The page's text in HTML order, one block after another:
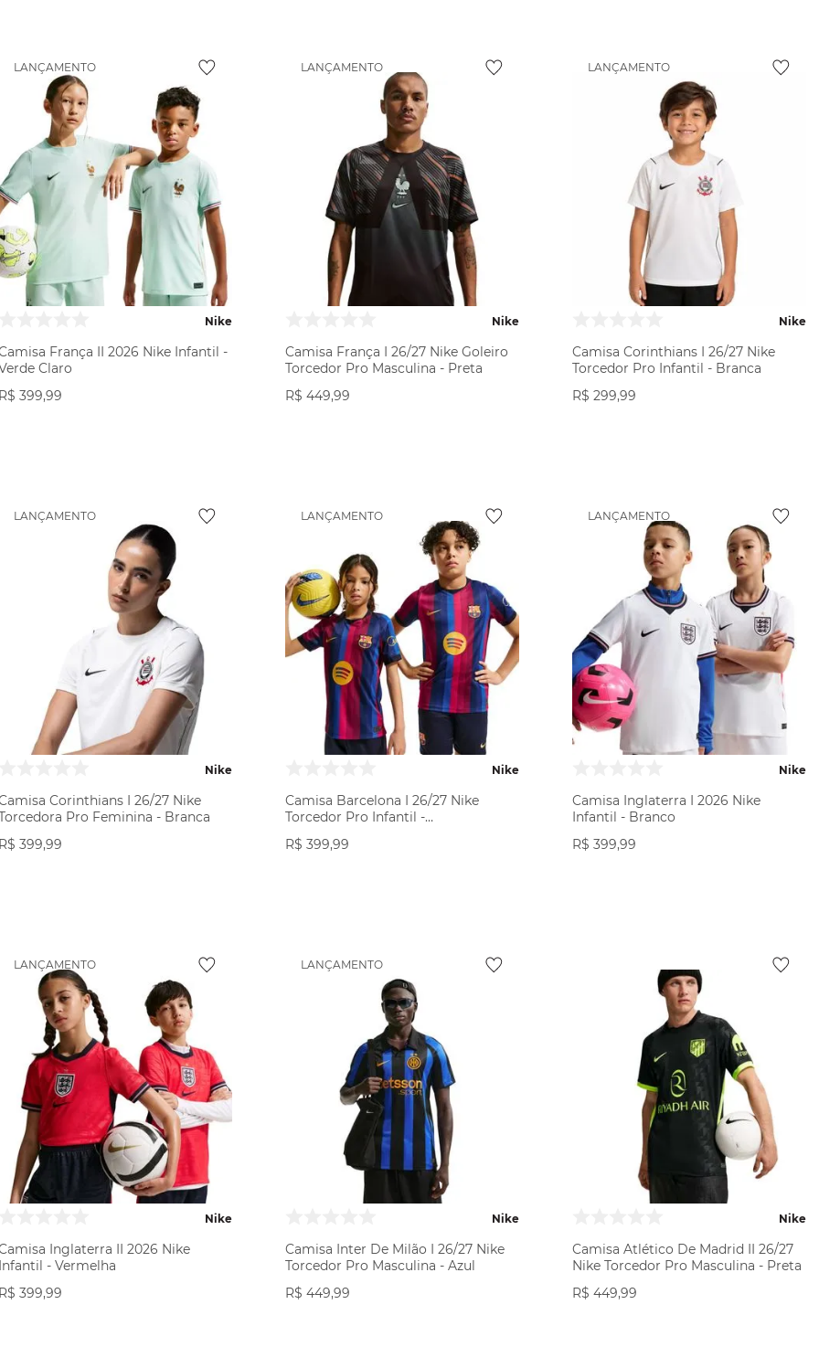
LANÇAMENTO
Nike
França II 2026 Nike Infantil -
Claro
R$ 399,99
LANÇAMENTO
Nike
Camisa França I 26/27 Nike Goleiro
Torcedor Pro Masculina - Preta
R$ 449,99
LANÇAMENTO
Nike
Camisa Corinthians I 26/27 Nike
Torcedor Pro Infantil - Branca
R$ 299,99
LANÇAMENTO
Nike
Corinthians I 26/27 Nike
Pro Feminina - Branca
R$ 399,99
LANÇAMENTO
Nike
Camisa Barcelona I 26/27 Nike
Torcedor Pro Infantil -
Azul/Vermelha
R$ 399,99
LANÇAMENTO
Nike
Camisa Inglaterra I 2026 Nike
Infantil - Branco
R$ 399,99
LANÇAMENTO
Nike
Inglaterra II 2026 Nike
Infantil - Vermelha
R$ 399,99
LANÇAMENTO
Nike
Camisa Inter De Milão I 26/27 Nike
Torcedor Pro Masculina - Azul
R$ 449,99
Nike
Camisa Atlético De Madrid II 26/27
Nike Torcedor Pro Masculina - Preta
R$ 449,99